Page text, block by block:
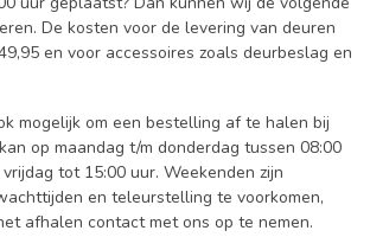
De kosten voor de levering van deuren
en voor accessoires zoals deurbeslag en
mogelijk om een bestelling af te halen bij
op maandag t/m donderdag tussen 08:00
tot 15:00 uur. Weekenden zijn
en teleurstelling te voorkomen,
afhalen contact met ons op te nemen.